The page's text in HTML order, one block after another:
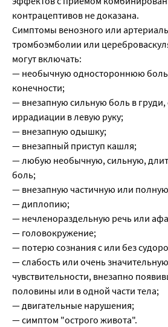
контрацептивов не доказана.
Симптомы венозного или
тромбоэмболии или
могут включать:
— необычную одностороннюю
конечности;
— внезапную сильную боль в груди,
иррадиации в левую руку;
— внезапную одышку;
— внезапный приступ кашля;
— любую необычную, сильную,
боль;
— внезапную частичную или
— диплопию;
— нечленораздельную речь или
— головокружение;
— потерю сознания с или без
— слабость или очень
чувствительности, внезапно
половины или в одной части тела;
— двигательные нарушения;
— симптом "острого живота".